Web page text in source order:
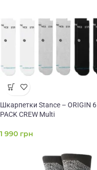
Шкарпетки Stance – ORIGIN 6
PACK CREW Multi
1 990 грн